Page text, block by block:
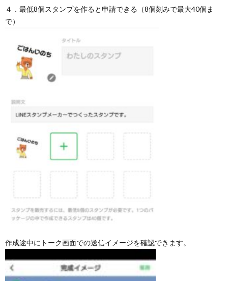
４．最低8個スタンプを作ると申請できる（8個刻みで最大40個ま
で）
作成途中にトーク画面での送信イメージを確認できます。